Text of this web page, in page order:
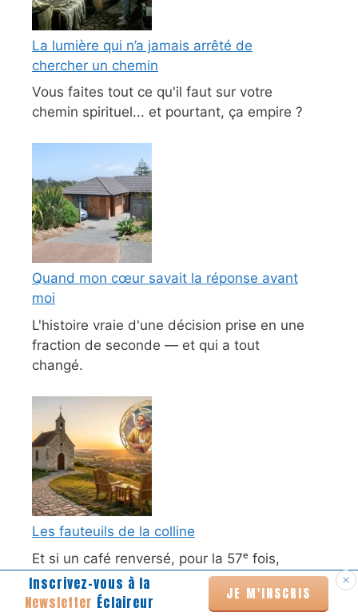
La lumière qui n’a jamais arrêté de
chercher un chemin
Vous faites tout ce qu'il faut sur votre
chemin spirituel... et pourtant, ça empire ?
Quand mon cœur savait la réponse avant
moi
L'histoire vraie d'une décision prise en une
fraction de seconde — et qui a tout
changé.
Les fauteuils de la colline
Et si un café renversé, pour la 57ᵉ fois,
cachait le début de quelque chose
d'immense ?
Inscrivez-vous à la
Newsletter Éclaireur JE M'INSCRIS